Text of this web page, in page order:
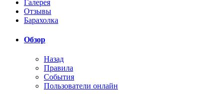
Галерея
Отзывы
Барахолка
Обзор
Назад
Правила
События
Пользователи онлайн